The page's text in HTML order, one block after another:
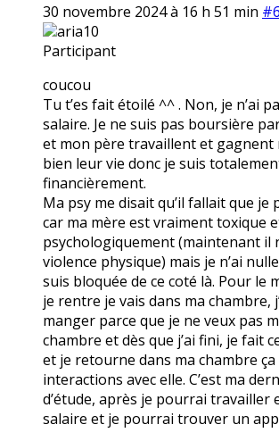
30 novembre 2024 à 16 h 51 min
aria10
Participant
coucou
Tu t’es fait étoilé ^^ . Non, je n’ai
salaire. Je ne suis pas boursière
et mon père travaillent et gagnent
bien leur vie donc je suis
financièrement.
Ma psy me disait qu’il fallait que je
car ma mère est vraiment toxique
psychologiquement (maintenant il
violence physique) mais je n’ai
suis bloquée de ce coté là. Pour le
je rentre je vais dans ma chambre,
manger parce que je ne veux pas
chambre et dès que j’ai fini, je fait
et je retourne dans ma chambre
interactions avec elle. C’est ma
d’étude, après je pourrai travailler
salaire et je pourrai trouver un